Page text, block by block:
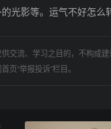
光影等。运气不好怎么
交流、学习之目的，不构成
“举报投诉”栏目。